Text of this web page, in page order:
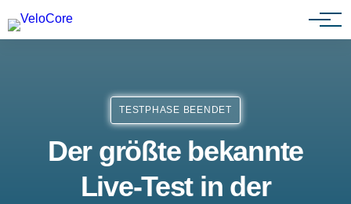
Agenturen & Webdesigner
TESTPHASE BEENDET
Der größte bekannte
Live-Test in der